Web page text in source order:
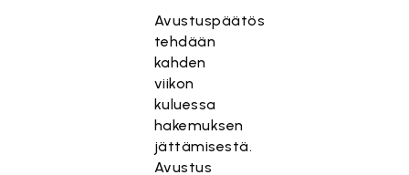
Avustuspäätös
tehdään
kahden
viikon
kuluessa
hakemuksen
jättämisestä.
Avustus